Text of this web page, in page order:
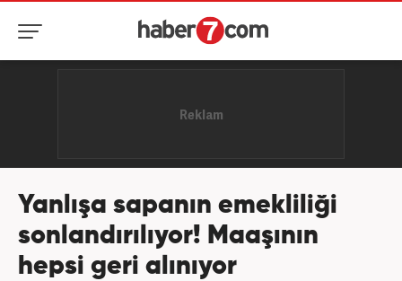
Yanlışa sapanın emekliliği
sonlandırılıyor! Maaşının
hepsi geri alınıyor